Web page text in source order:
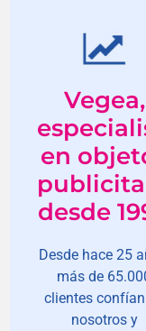
Vegea,
en
desde
Desde hace 25
más de
clientes
nosotros y